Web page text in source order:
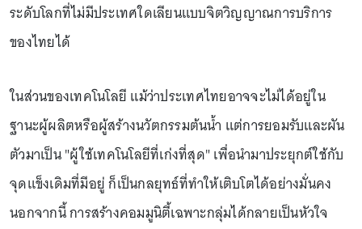
ระดับโลกที่ไม่มีประเทศใดเลียนแบบจิตวิญญาณการบริการ
ของไทยได้
ในส่วนของเทคโนโลยี แม้ว่าประเทศไทยอาจจะไม่ได้อยู่ใน
ฐานะผู้ผลิตหรือผู้สร้างนวัตกรรมต้นน้ำ แต่การยอมรับและผัน
ตัวมาเป็น "ผู้ใช้เทคโนโลยีที่เก่งที่สุด" เพื่อนำมาประยุกต์ใช้กับ
จุดแข็งเดิมที่มีอยู่ ก็เป็นกลยุทธ์ที่ทำให้เติบโตได้อย่างมั่นคง
นอกจากนี้ การสร้างคอมมูนิตี้เฉพาะกลุ่มได้กลายเป็นหัวใจ